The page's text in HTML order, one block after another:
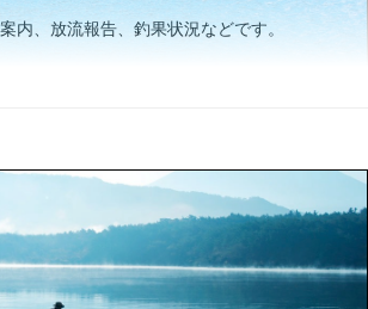
内、放流報告、釣果状況などです。